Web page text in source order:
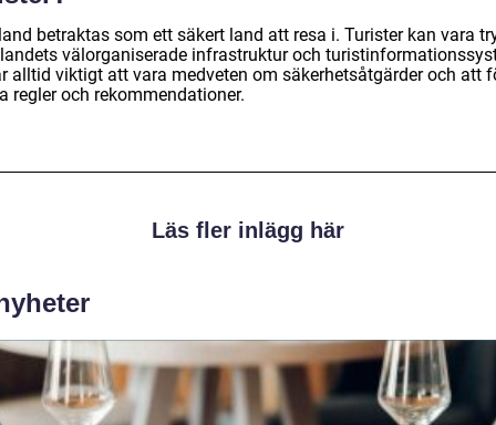
betraktas som ett säkert land att resa i. Turister kan vara
välorganiserade infrastruktur och
alltid viktigt att vara medveten om säkerhetsåtgärder och att
regler och rekommendationer.
Läs fler inlägg här